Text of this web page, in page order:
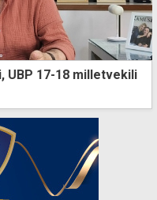
UBP 17-18 milletvekili